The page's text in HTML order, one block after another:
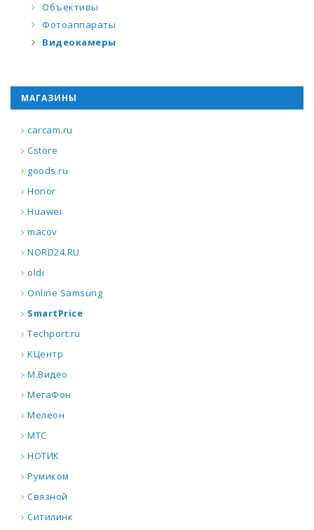
Объективы
Фотоаппараты
Видеокамеры
МАГАЗИНЫ
carcam.ru
Cstore
goods.ru
Honor
Huawei
macov
NORD24.RU
oldi
Online Samsung
SmartPrice
Techport.ru
КЦентр
М.Видео
МегаФон
Мелеон
МТС
НОТИК
Румиком
Связной
Ситилинк